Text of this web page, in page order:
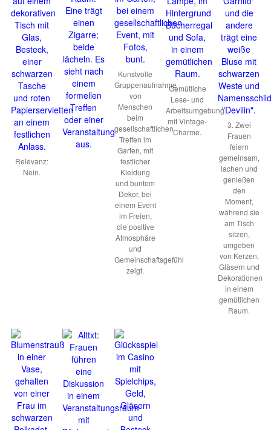
Relevanz:
Nein.
Kunstvolle
Gruppenaufnahme
von
Menschen
beim
gesellschaftlichen
Treffen im
Garten, mit
festlicher
Kleidung
und buntem
Dekor, bei
einem Event
im Freien,
die positive
Atmosphäre
und
Gemeinschaftsgefühl
zeigt.
Gemütliche
Lese- und
Arbeitsumgebung
mit Vintage-
Charme.
3. Zwei
Frauen
feiern
gemeinsam,
lachen und
genießen
den
Moment,
während sie
am Tisch
sitzen,
umgeben
von Kerzen,
Gläsern und
Dekorationen
in einem
gemütlichen
Raum.